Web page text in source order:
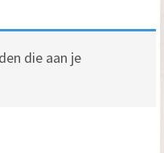
die aan je